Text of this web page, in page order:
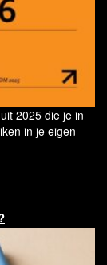
2025 die je in
in je eigen